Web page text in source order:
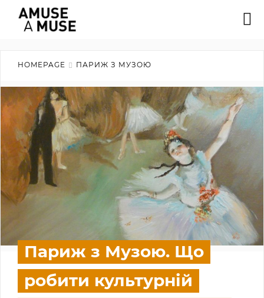
HOMEPAGE ПАРИЖ З МУЗОЮ
Париж з Музою. Що
робити культурній